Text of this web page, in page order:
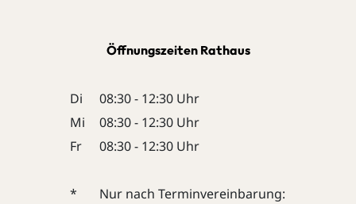
Öffnungszeiten Rathaus
Di
08:30 - 12:30 Uhr
Mi
08:30 - 12:30 Uhr
Fr
08:30 - 12:30 Uhr
*
Nur nach Terminvereinbarung: